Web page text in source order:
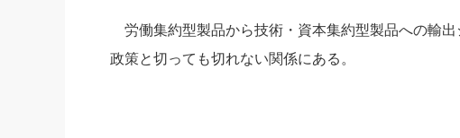
労働集約型製品から技術・資本集約型製品への輸
政策と切っても切れない関係にある。